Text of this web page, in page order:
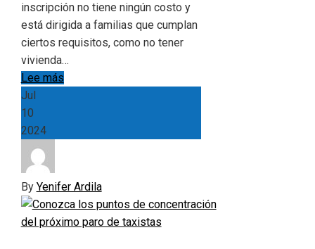
inscripción no tiene ningún costo y
está dirigida a familias que cumplan
ciertos requisitos, como no tener
vivienda…
Lee más
Jul
10
2024
By Yenifer Ardila